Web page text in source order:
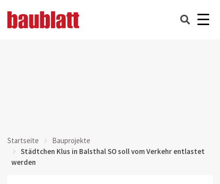
Startseite
Bauprojekte
Städtchen Klus in Balsthal SO soll vom Verkehr entlastet
werden